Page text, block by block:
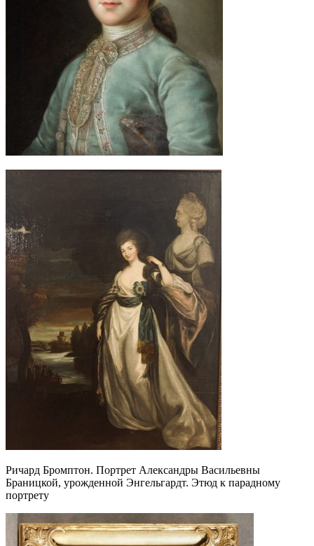
Ричард Бромптон. Портрет Александры Васильевны
Браницкой, урожденной Энгельгардт. Этюд к парадному
портрету